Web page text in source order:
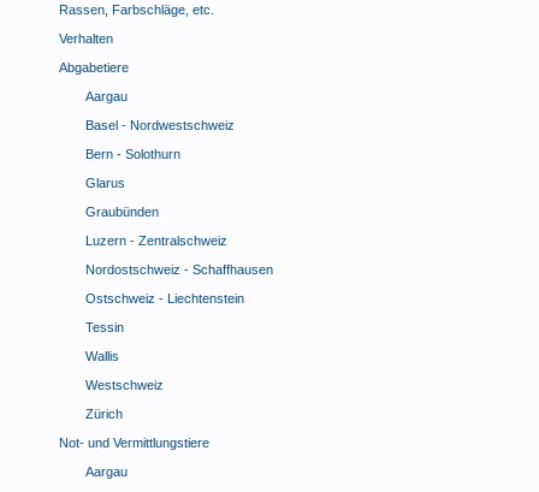
Rassen, Farbschläge, etc.
Verhalten
Abgabetiere
Aargau
Basel - Nordwestschweiz
Bern - Solothurn
Glarus
Graubünden
Luzern - Zentralschweiz
Nordostschweiz - Schaffhausen
Ostschweiz - Liechtenstein
Tessin
Wallis
Westschweiz
Zürich
Not- und Vermittlungstiere
Aargau